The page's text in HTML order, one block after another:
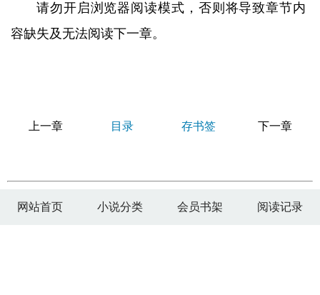
请勿开启浏览器阅读模式，否则将导致章节内
容缺失及无法阅读下一章。
上一章 目录 存书签 下一章
网站首页 小说分类 会员书架 阅读记录